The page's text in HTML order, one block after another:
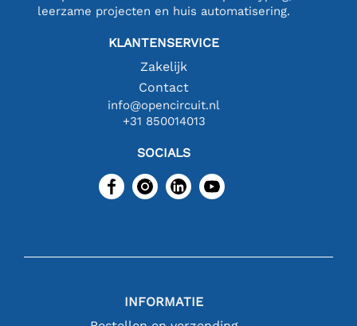
leerzame projecten en huis automatisering.
KLANTENSERVICE
Zakelijk
Contact
info@opencircuit.nl
+31 850014013
SOCIALS
INFORMATIE